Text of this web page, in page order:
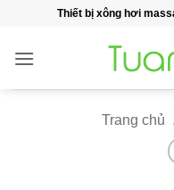
nội
Thiết bị xông hơi
Trang chủ